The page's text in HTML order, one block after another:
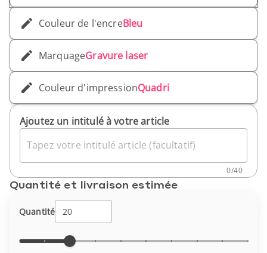
Couleur de l'encreBleu
MarquageGravure laser
Couleur d'impressionQuadri
Ajoutez un intitulé à votre article
Tapez votre intitulé article (facultatif)
0/40
Quantité et livraison estimée
Quantité